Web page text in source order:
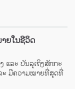
ຍໃນຊີວິດ
ແລະ ບັນລຸເຖິງສັກກະ
ະ ມີຄວາມໝາຍທີ່ສຸດທີ່